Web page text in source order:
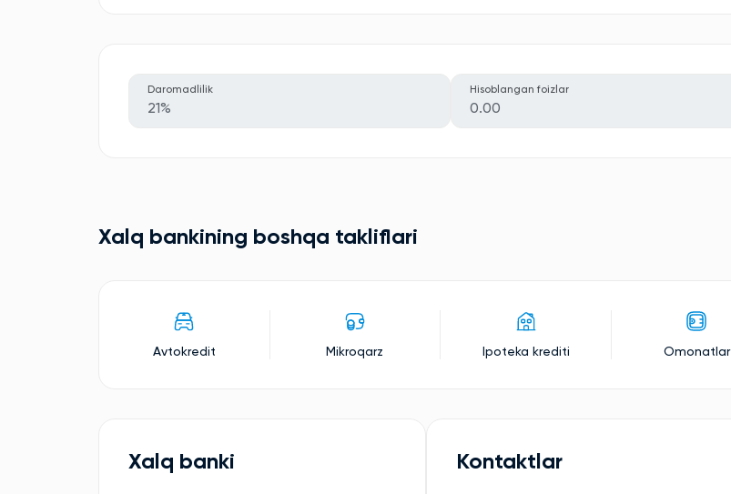
Daromadlilik
21%
Hisoblangan foizlar
0.00
Xalq bankining boshqa takliflari
Avtokredit Mikroqarz Ipoteka krediti Omonatlar
Xalq banki Kontaktlar